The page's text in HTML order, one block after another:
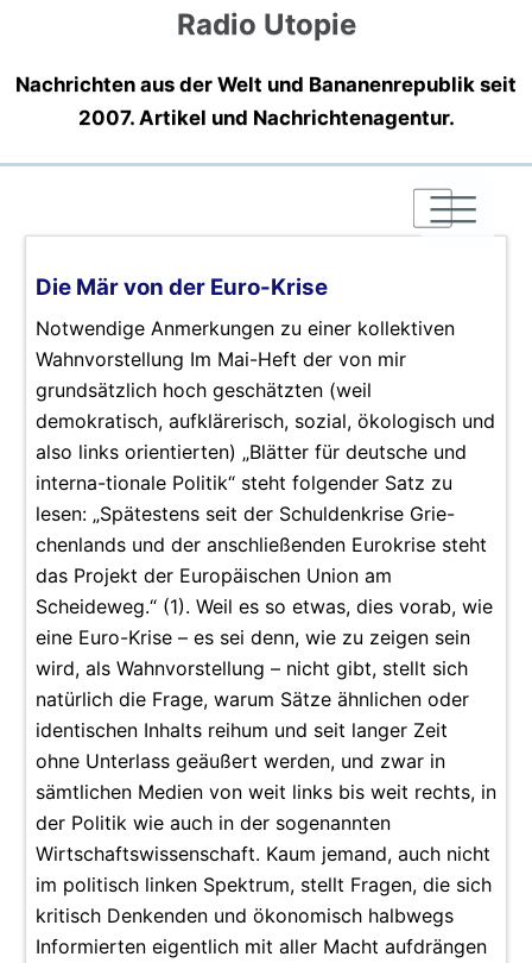
Radio Utopie
Nachrichten aus der Welt und Bananenrepublik seit
2007. Artikel und Nachrichtenagentur.
|
|
|
Die Mär von der Euro-Krise
Notwendige Anmerkungen zu einer kollektiven
Wahnvorstellung Im Mai-Heft der von mir
grundsätzlich hoch geschätzten (weil
demokratisch, aufklärerisch, sozial, ökologisch und
also links orientierten) „Blätter für deutsche und
interna-tionale Politik“ steht folgender Satz zu
lesen: „Spätestens seit der Schuldenkrise Grie-
chenlands und der anschließenden Eurokrise steht
das Projekt der Europäischen Union am
Scheideweg.“ (1). Weil es so etwas, dies vorab, wie
eine Euro-Krise – es sei denn, wie zu zeigen sein
wird, als Wahnvorstellung – nicht gibt, stellt sich
natürlich die Frage, warum Sätze ähnlichen oder
identischen Inhalts reihum und seit langer Zeit
ohne Unterlass geäußert werden, und zwar in
sämtlichen Medien von weit links bis weit rechts, in
der Politik wie auch in der sogenannten
Wirtschaftswissenschaft. Kaum jemand, auch nicht
im politisch linken Spektrum, stellt Fragen, die sich
kritisch Denkenden und ökonomisch halbwegs
Informierten eigentlich mit aller Macht aufdrängen